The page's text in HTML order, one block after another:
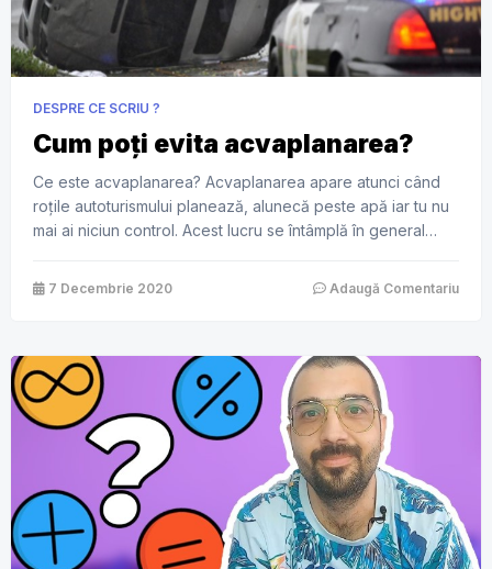
DESPRE CE SCRIU ?
Cum poți evita acvaplanarea?
Ce este acvaplanarea? Acvaplanarea apare atunci când
roțile autoturismului planează, alunecă peste apă iar tu nu
mai ai niciun control. Acest lucru se întâmplă în general
Acolo s-a strâns o cantitate mare de apă, care nu mai
poate fi evacuată de către șanțurile, adică structura […]
7 Decembrie 2020 Adaugă Comentariu